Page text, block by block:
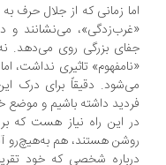
زمانی که از جلال حرف به میان
می‌‏نشانند و در
بزرگی روی می‌‏دهد. نه
تاثیری نداشت، اما نه
دقیقاً برای درک این
داشته باشیم و موضع خود
این راه نیاز هست که بر چند
هستند، هم به‌هیچ‌رو آن‏ها را
شخصی که خود تقریباً به